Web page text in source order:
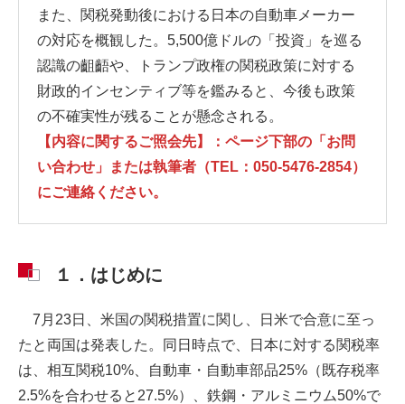
また、関税発動後における日本の自動車メーカー
の対応を概観した。5,500億ドルの「投資」を巡る
認識の齟齬や、トランプ政権の関税政策に対する
財政的インセンティブ等を鑑みると、今後も政策
の不確実性が残ることが懸念される。
【内容に関するご照会先】：ページ下部の「お問
い合わせ」または執筆者（TEL：050-5476-2854）
にご連絡ください。
１．はじめに
7月23日、米国の関税措置に関し、日米で合意に至っ
たと両国は発表した。同日時点で、日本に対する関税率
は、相互関税10%、自動車・自動車部品25%（既存税率
2.5%を合わせると27.5%）、鉄鋼・アルミニウム50%で